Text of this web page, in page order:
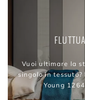
Vuoi ultimare la
singolo in tessuto?
Young